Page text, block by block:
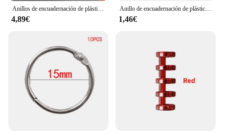
Anillos de encuadernación de plástico transparente coloridos con perforadora de agujeros para papel de hojas sueltas y documentos, suministros de oficina, 15mm, 20mm, 25mm
4,89€
Anillo de encuadernación de plástico de hojas sueltas, anillos en espiral de resorte, tira de encuadernación para papel A4, cuaderno, papelería, suministros de oficina, 30 agujeros
1,46€